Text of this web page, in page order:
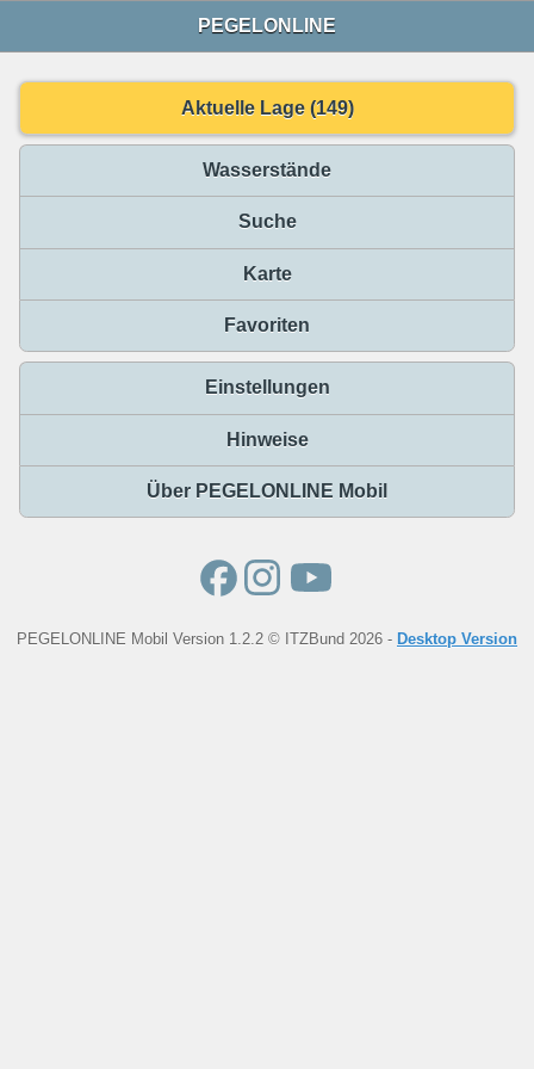
PEGELONLINE
Aktuelle Lage (149)
Wasserstände
Suche
Karte
Favoriten
Einstellungen
Hinweise
Über PEGELONLINE Mobil
PEGELONLINE Mobil Version 1.2.2 © ITZBund 2026 - Desktop Version